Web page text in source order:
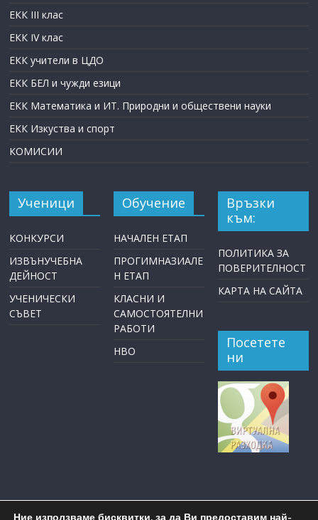
ЕКК III клас
ЕКК IV клас
ЕКК учители в ЦДО
ЕКК БЕЛ и чужди езици
ЕКК Математика и ИТ. Природни и обществени науки
ЕКК Изкуства и спорт
КОМИСИИ
Ученици
КОНКУРСИ
ИЗВЪНУЧЕБНА
ДЕЙНОСТ
УЧЕНИЧЕСКИ
СЪВЕТ
Обучение
НАЧАЛЕН ЕТАП
ПРОГИМНАЗИАЛЕ
Н ЕТАП
КЛАСНИ И
САМОСТОЯТЕЛНИ
РАБОТИ
НВО
Връзки
към:
ПОЛИТИКА ЗА
ПОВЕРИТЕЛНОСТ
КАРТА НА САЙТА
Посетете
ни